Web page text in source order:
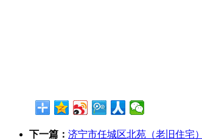
下一篇： 济宁市任城区北苑（老旧住宅